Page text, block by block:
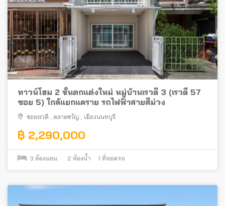
ทาวน์โฮม 2 ชั้นตกแต่งใหม่ หมู่บ้านเรวดี 3 (เรวดี 57
ซอย 5) ใกล้แยกแคราย รถไฟฟ้าสายสีม่วง
ซอยเรวดี ตลาดขวัญ เมืองนนทบุรี
฿ 2,290,000
3 ห้องนอน 2 ห้องน้ำ 1 ที่จอดรถ